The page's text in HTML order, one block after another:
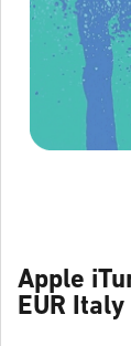
Apple
EUR Italy